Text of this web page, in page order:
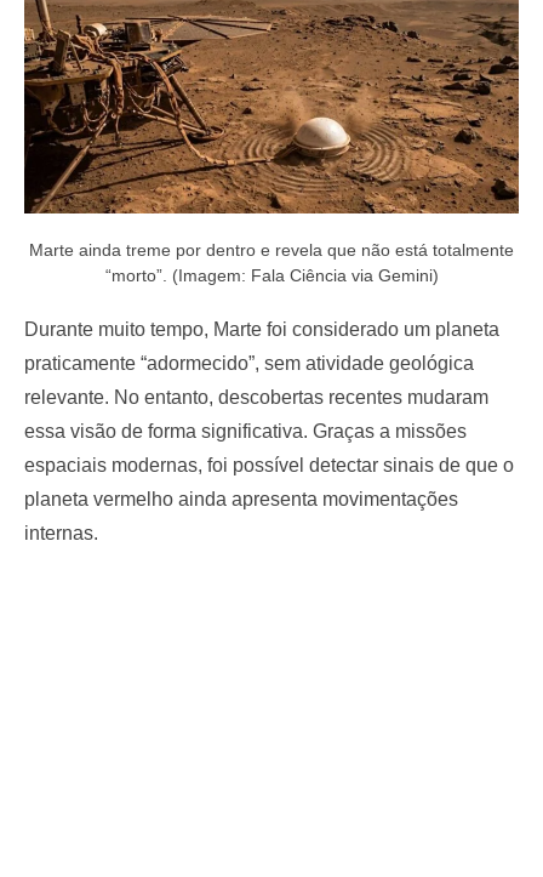
Marte ainda treme por dentro e revela que não está totalmente
“morto”. (Imagem: Fala Ciência via Gemini)
Durante muito tempo, Marte foi considerado um planeta
praticamente “adormecido”, sem atividade geológica
relevante. No entanto, descobertas recentes mudaram
essa visão de forma significativa. Graças a missões
espaciais modernas, foi possível detectar sinais de que o
planeta vermelho ainda apresenta movimentações
internas.